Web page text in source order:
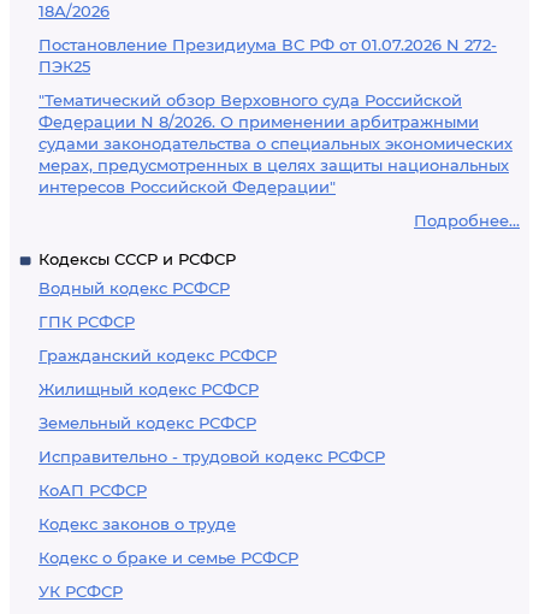
18А/2026
Постановление Президиума ВС РФ от 01.07.2026 N 272-
ПЭК25
"Тематический обзор Верховного суда Российской
Федерации N 8/2026. О применении арбитражными
судами законодательства о специальных экономических
мерах, предусмотренных в целях защиты национальных
интересов Российской Федерации"
Подробнее...
Кодексы СССР и РСФСР
Водный кодекс РСФСР
ГПК РСФСР
Гражданский кодекс РСФСР
Жилищный кодекс РСФСР
Земельный кодекс РСФСР
Исправительно - трудовой кодекс РСФСР
КоАП РСФСР
Кодекс законов о труде
Кодекс о браке и семье РСФСР
УК РСФСР